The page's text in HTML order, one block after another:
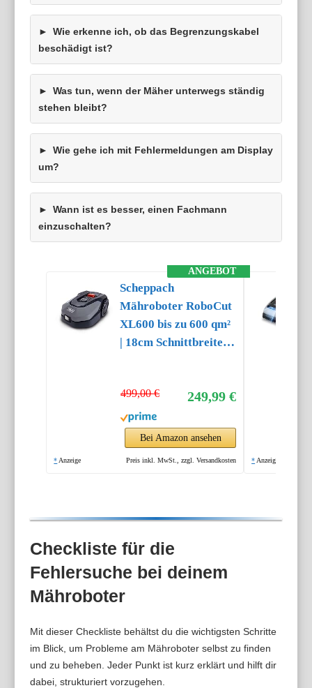
Wie erkenne ich, ob das Begrenzungskabel
beschädigt ist?
Was tun, wenn der Mäher unterwegs ständig
stehen bleibt?
Wie gehe ich mit Fehlermeldungen am Display
um?
Wann ist es besser, einen Fachmann
einzuschalten?
ANGEBOT
Scheppach
Mähroboter RoboCut
XL600 bis zu 600 qm²
| 18cm Schnittbreite |
& BT | App gesteuert |
35% Steigung | mit
Station, 9 Messer,
130m Kabel & 180
249,99 €
499,00 €
Bei Amazon ansehen
* Anzeige Preis inkl. MwSt., zzgl. Versandkosten * Anzeige
Checkliste für die
Fehlersuche bei deinem
Mähroboter
Mit dieser Checkliste behältst du die wichtigsten Schritte
im Blick, um Probleme am Mähroboter selbst zu finden
und zu beheben. Jeder Punkt ist kurz erklärt und hilft dir
dabei, strukturiert vorzugehen.